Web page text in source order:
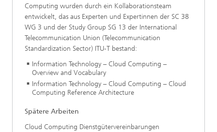
Computing wurden durch ein Kollaborationsteam
entwickelt, das aus Experten und Expertinnen der SC 38
WG 3 und der Study Group SG 13 der International
Telecommunication Union (Telecommunication
Standardization Sector) ITU-T bestand:
Information Technology – Cloud Computing –
Overview and Vocabulary
Information Technology – Cloud Computing – Cloud
Computing Reference Architecture
Spätere Arbeiten
Cloud Computing Dienstgütervereinbarungen